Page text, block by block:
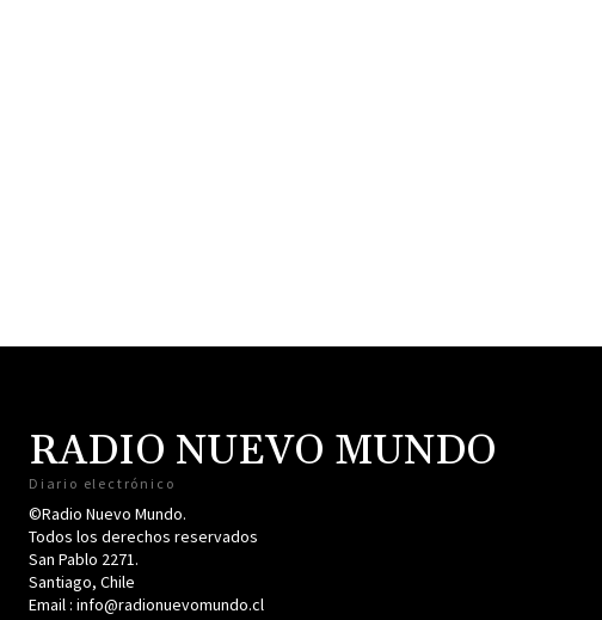
RADIO NUEVO MUNDO
Diario electrónico
©Radio Nuevo Mundo.
Todos los derechos reservados
San Pablo 2271.
Santiago, Chile
Email : info@radionuevomundo.cl